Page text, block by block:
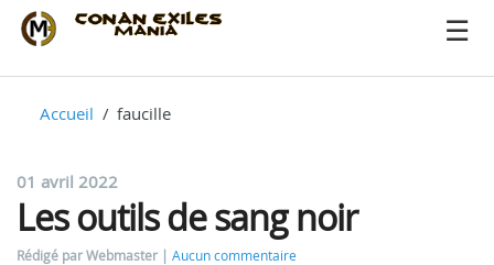
Accueil faucille
01 avril 2022
Les outils de sang noir
Rédigé par Webmaster
Aucun commentaire